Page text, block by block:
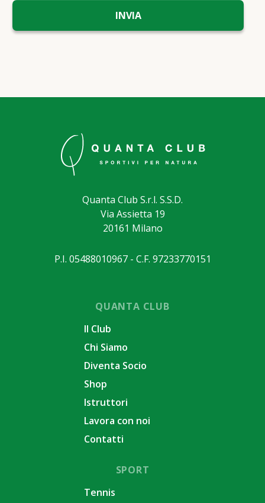
Quanta Club S.r.l. S.S.D.
Via Assietta 19
20161 Milano
P.I. 05488010967 - C.F. 97233770151
QUANTA CLUB
Il Club
Chi Siamo
Diventa Socio
Shop
Istruttori
Lavora con noi
Contatti
SPORT
Tennis